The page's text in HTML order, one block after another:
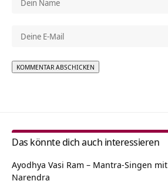
Das könnte dich auch interessieren
Ayodhya Vasi Ram – Mantra-Singen mit
Narendra